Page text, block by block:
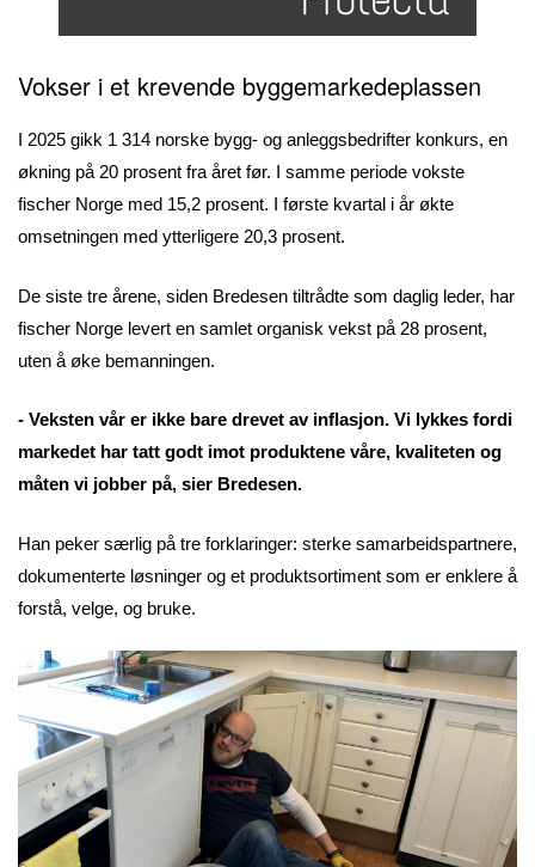
Vokser i et krevende byggemarkedeplassen
I 2025 gikk 1 314 norske bygg- og anleggsbedrifter konkurs, en
økning på 20 prosent fra året før. I samme periode vokste
fischer Norge med 15,2 prosent. I første kvartal i år økte
omsetningen med ytterligere 20,3 prosent.
De siste tre årene, siden Bredesen tiltrådte som daglig leder, har
fischer Norge levert en samlet organisk vekst på 28 prosent,
uten å øke bemanningen.
- Veksten vår er ikke bare drevet av inflasjon. Vi lykkes fordi
markedet har tatt godt imot produktene våre, kvaliteten og
måten vi jobber på, sier Bredesen.
Han peker særlig på tre forklaringer: sterke samarbeidspartnere,
dokumenterte løsninger og et produktsortiment som er enklere å
forstå, velge, og bruke.